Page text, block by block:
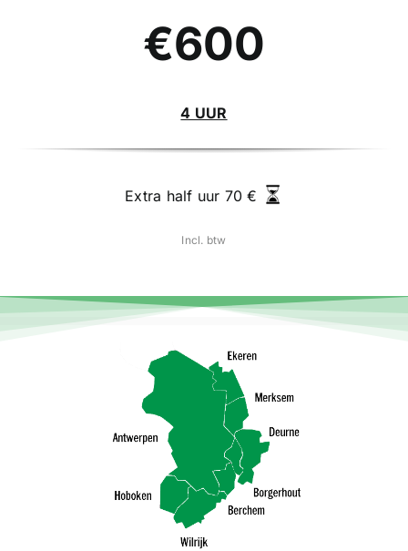
€600
4 UUR
Extra half uur 70 €
I ncl. btw